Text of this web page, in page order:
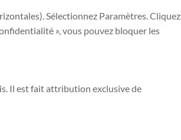
Sélectionnez Paramètres. Cliquez
», vous pouvez bloquer les
Il est fait attribution exclusive de